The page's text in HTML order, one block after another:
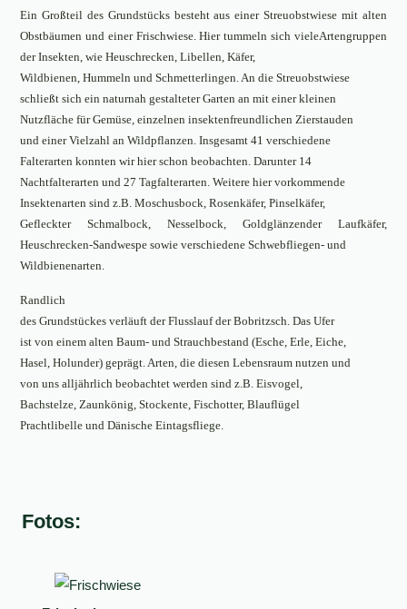
Ein Großteil des Grundstücks besteht aus einer Streuobstwiese mit alten
Obstbäumen und einer Frischwiese. Hier tummeln sich vieleArtengruppen
der Insekten, wie Heuschrecken, Libellen, Käfer,
Wildbienen, Hummeln und Schmetterlingen. An die Streuobstwiese
schließt sich ein naturnah gestalteter Garten an mit einer kleinen
Nutzfläche für Gemüse, einzelnen insektenfreundlichen Zierstauden
und einer Vielzahl an Wildpflanzen. Insgesamt 41 verschiedene
Falterarten konnten wir hier schon beobachten. Darunter 14
Nachtfalterarten und 27 Tagfalterarten. Weitere hier vorkommende
Insektenarten sind z.B. Moschusbock, Rosenkäfer, Pinselkäfer,
Gefleckter Schmalbock, Nesselbock, Goldglänzender Laufkäfer,
Heuschrecken-Sandwespe sowie verschiedene Schwebfliegen- und
Wildbienenarten.
Randlich
des Grundstückes verläuft der Flusslauf der Bobritzsch. Das Ufer
ist von einem alten Baum- und Strauchbestand (Esche, Erle, Eiche,
Hasel, Holunder) geprägt. Arten, die diesen Lebensraum nutzen und
von uns alljährlich beobachtet werden sind z.B. Eisvogel,
Bachstelze, Zaunkönig, Stockente, Fischotter, Blauflügel
Prachtlibelle und Dänische Eintagsfliege.
Fotos: